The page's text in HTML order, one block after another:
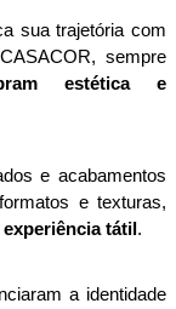
sua trajetória com
sempre
estética e
e acabamentos
e texturas,
experiência tátil .
a identidade